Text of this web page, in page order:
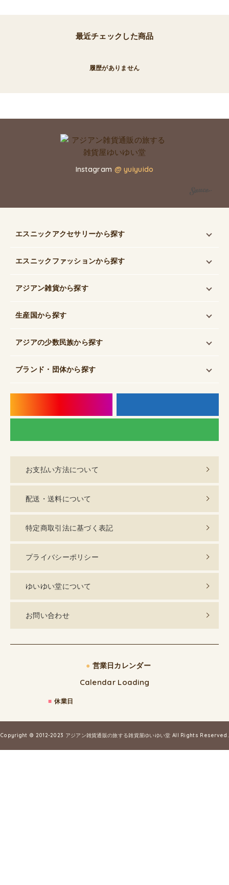
最近チェックした商品
履歴がありません
Instagram @ yuiyuido
エスニックアクセサリーから探す
エスニックファッションから探す
アジアン雑貨から探す
生産国から探す
アジアの少数民族から探す
ブランド・団体から探す
お支払い方法について
配送・送料について
特定商取引法に基づく表記
プライバシーポリシー
ゆいゆい堂について
お問い合わせ
● 営業日カレンダー
Calendar Loading
■ 休業日
Copyright © 2012-2023 アジアン雑貨通販の旅する雑貨屋ゆいゆい堂 All Rights Reserved.